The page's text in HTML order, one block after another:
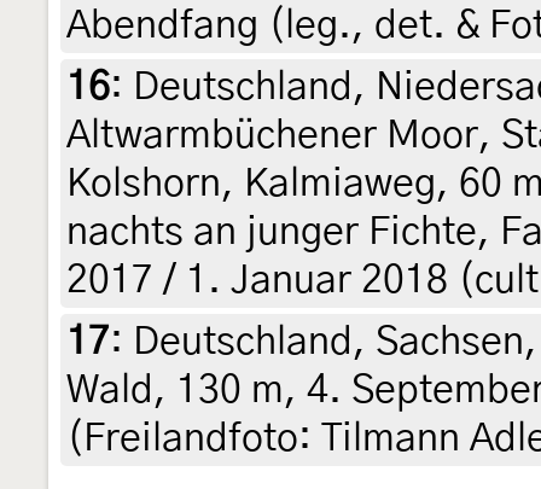
Abendfang (leg., det. &
16: Deutschland,
Altwarmbüchener Moor,
Kolshorn, Kalmiaweg, 60
nachts an junger Fichte,
2017 / 1. Januar 2018
17: Deutschland,
Wald, 130 m, 4.
(Freilandfoto: Tilmann